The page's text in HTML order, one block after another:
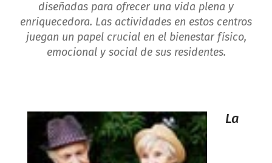
diseñadas para ofrecer una vida plena y
enriquecedora. Las actividades en estos centros
juegan un papel crucial en el bienestar físico,
emocional y social de sus residentes.
La